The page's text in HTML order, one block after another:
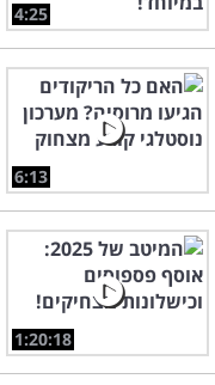
4:25
6:13
1:20:18